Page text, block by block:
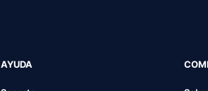
AYUDA